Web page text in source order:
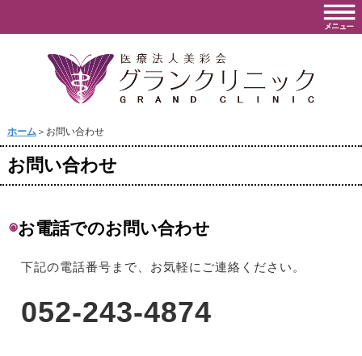
ホーム＞お問い合わせ
お問い合わせ
◉お電話でのお問い合わせ
下記の電話番号まで、お気軽にご連絡ください。
052-243-4874